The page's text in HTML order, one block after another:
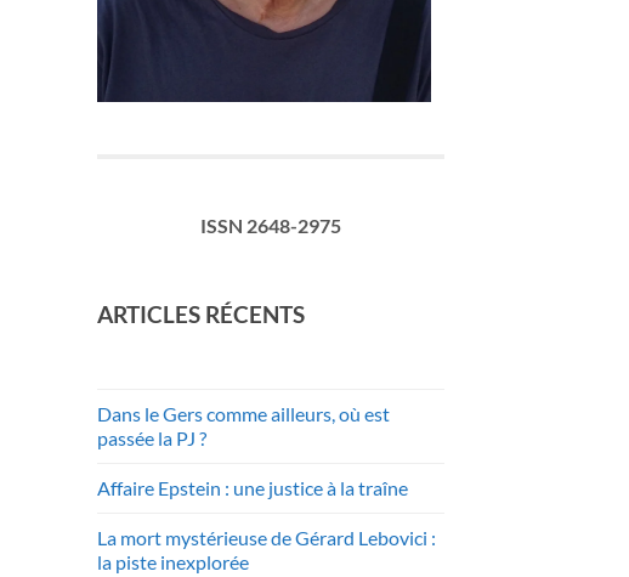
ISSN 2648-2975
ARTICLES RÉCENTS
Dans le Gers comme ailleurs, où est
passée la PJ ?
Affaire Epstein : une justice à la traîne
La mort mystérieuse de Gérard Lebovici :
la piste inexplorée